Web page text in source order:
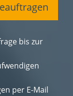
bis zur
per E-Mail